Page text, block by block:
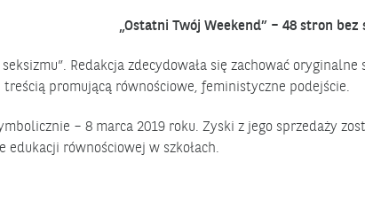
„Ostatni Twój Weekend” – 48 stron bez
Redakcja zdecydowała się zachować oryginalne
treścią promującą równościowe, feministyczne podejście.
– 8 marca 2019 roku. Zyski z jego sprzedaży
edukacji równościowej w szkołach.